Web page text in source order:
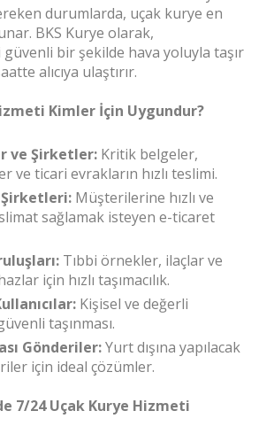
durumlarda, uçak kurye en
BKS Kurye olarak,
bir şekilde hava yoluyla taşır
alıcıya ulaştırır.
Kimler İçin Uygundur?
ve Şirketler: Kritik belgeler,
ve ticari evrakların hızlı teslimi.
Müşterilerine hızlı ve
sağlamak isteyen e-ticaret
Tıbbi örnekler, ilaçlar ve
için hızlı taşımacılık.
Kişisel ve değerli
taşınması.
Gönderiler:Yurt dışına yapılacak
için ideal çözümler.
7/24 Uçak Kurye Hizmeti